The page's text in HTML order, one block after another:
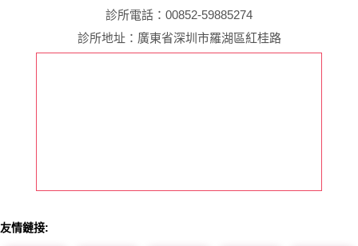
診所電話：00852-59885274
診所地址：廣東省深圳市羅湖區紅桂路
友情鏈接: